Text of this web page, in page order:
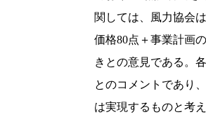
関しては、風力協会
価格80点＋事業計画
きとの意見である。
とのコメントであり
は実現するものと考え